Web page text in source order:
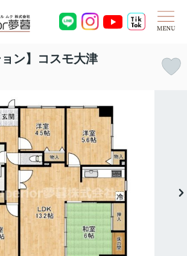
ョン】コスモ大津